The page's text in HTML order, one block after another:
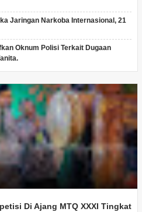
Jaringan Narkoba Internasional, 21
Oknum Polisi Terkait Dugaan
Di Ajang MTQ XXXI Tingkat